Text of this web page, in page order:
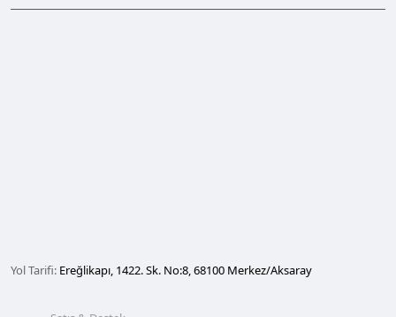
Yol Tarifi: Ereğlikapı, 1422. Sk. No:8, 68100 Merkez/Aksaray